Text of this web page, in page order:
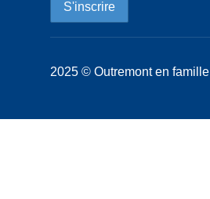
2025 © Outremont en